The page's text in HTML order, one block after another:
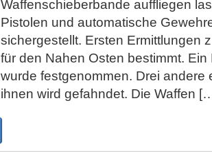
Waffenschieberbande auffliegen
Pistolen und automatische
sichergestellt. Ersten Ermittlungen
für den Nahen Osten bestimmt.
wurde festgenommen. Drei andere
ihnen wird gefahndet. Die Waffen